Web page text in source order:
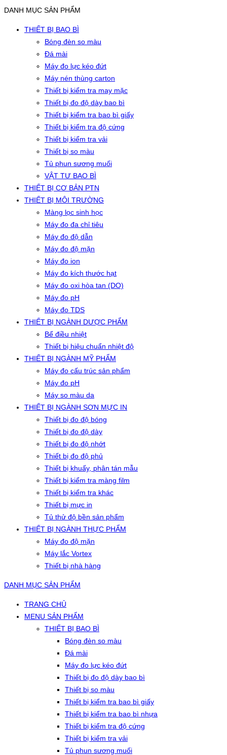
DANH MỤC SẢN PHẨM
THIẾT BỊ BAO BÌ
Bóng đèn so màu
Đá mài
Máy đo lực kéo đứt
Máy nén thùng carton
Thiết bị kiểm tra may mặc
Thiết bị đo độ dày bao bì
Thiết bị kiểm tra bao bì giấy
Thiết bị kiểm tra độ cứng
Thiết bị kiểm tra vải
Thiết bị so màu
Tủ phun sương muối
VẬT TƯ BAO BÌ
THIẾT BỊ CƠ BẢN PTN
THIẾT BỊ MÔI TRƯỜNG
Màng lọc sinh học
Máy đo đa chỉ tiêu
Máy đo độ dẫn
Máy đo độ mặn
Máy đo ion
Máy đo kích thước hạt
Máy đo oxi hòa tan (DO)
Máy đo pH
Máy đo TDS
THIẾT BỊ NGÀNH DƯỢC PHẨM
Bể điều nhiệt
Thiết bị hiệu chuẩn nhiệt độ
THIẾT BỊ NGÀNH MỸ PHẨM
Máy đo cấu trúc sản phẩm
Máy đo pH
Máy so màu da
THIẾT BỊ NGÀNH SƠN MỰC IN
Thiết bị đo độ bóng
Thiết bị đo độ dày
Thiết bị đo độ nhớt
Thiết bị đo độ phủ
Thiết bị khuấy, phân tán mẫu
Thiết bị kiểm tra màng film
Thiết bị kiểm tra khác
Thiết bị mực in
Tủ thử độ bền sản phẩm
THIẾT BỊ NGÀNH THỰC PHẨM
Máy đo độ mặn
Máy lắc Vortex
Thiết bị nhà hàng
DANH MỤC SẢN PHẨM
TRANG CHỦ
MENU SẢN PHẨM
THIẾT BỊ BAO BÌ
Bóng đèn so màu
Đá mài
Máy đo lực kéo đứt
Thiết bị đo độ dày bao bì
Thiết bị so màu
Thiết bị kiểm tra bao bì giấy
Thiết bị kiểm tra bao bì nhựa
Thiết bị kiểm tra độ cứng
Thiết bị kiểm tra vải
Tủ phun sương muối